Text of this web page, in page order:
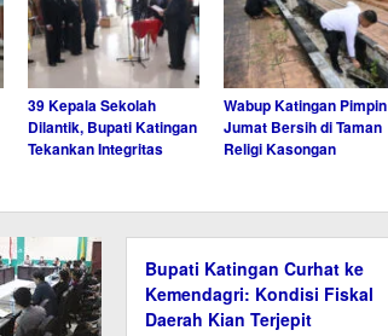
39 Kepala Sekolah
Dilantik, Bupati Katingan
Tekankan Integritas
Wabup Katingan Pimpin
Jumat Bersih di Taman
Religi Kasongan
Bupati Katingan Curhat ke
Kemendagri: Kondisi Fiskal
Daerah Kian Terjepit